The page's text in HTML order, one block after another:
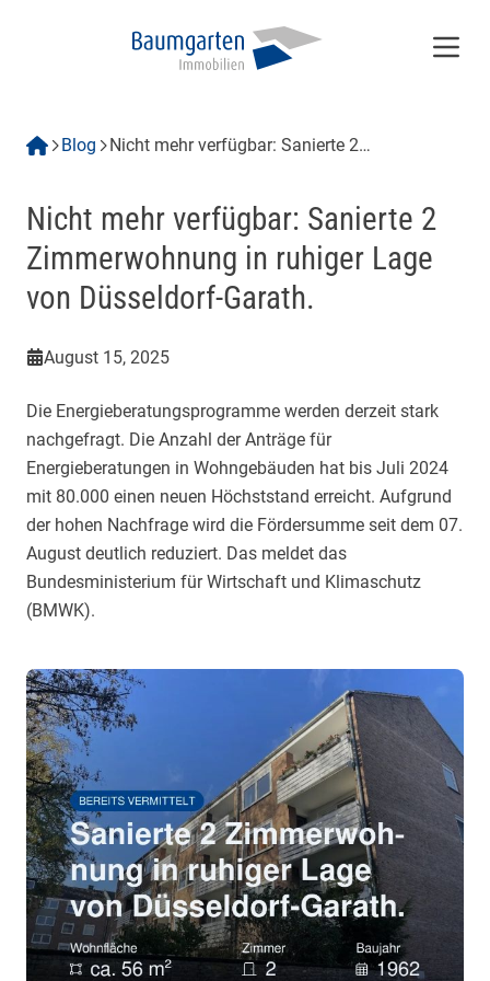
Blog
Nicht mehr verfügbar: Sanierte 2
Düsseldorf-Garath.
Nicht mehr verfügbar: Sanierte 2
Zimmerwohnung in ruhiger Lage
von Düsseldorf-Garath.
August 15, 2025
Die Energieberatungsprogramme werden derzeit stark
nachgefragt. Die Anzahl der Anträge für
Energieberatungen in Wohngebäuden hat bis Juli 2024
mit 80.000 einen neuen Höchststand erreicht. Aufgrund
der hohen Nachfrage wird die Fördersumme seit dem 07.
August deutlich reduziert. Das meldet das
Bundesministerium für Wirtschaft und Klimaschutz
(BMWK).